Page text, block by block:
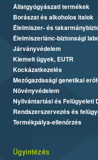
Állatgyógyászati termékek
Borászat és alkoholos italok
Élelmiszer- és
Élelmiszerlánc-biztonsági
Járványvédelem
Kiemelt ügyek, EUTR
Kockázatkezelés
Mezőgazdasági genetikai
Növényvédelem
Nyilvántartási és Felügyeleti
Rendszerszervezés és
Termékpálya-ellenőrzés
Ügyintézés